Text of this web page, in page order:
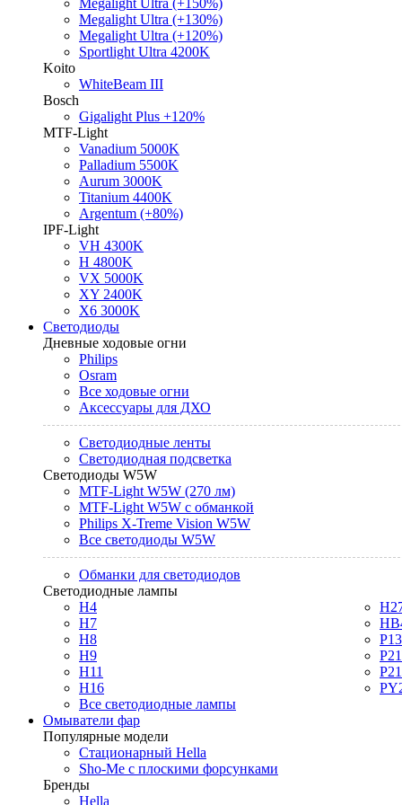
Megalight Ultra (+150%)
Megalight Ultra (+130%)
Megalight Ultra (+120%)
Sportlight Ultra 4200K
Koito
WhiteBeam III
Bosch
Gigalight Plus +120%
MTF-Light
Vanadium 5000K
Palladium 5500K
Aurum 3000K
Titanium 4400K
Argentum (+80%)
IPF-Light
VH 4300K
H 4800K
VX 5000K
XY 2400K
X6 3000K
Светодиоды
Дневные ходовые огни
Philips
Osram
Все ходовые огни
Аксессуары для ДХО
Светодиодные ленты
Светодиодная подсветка
Светодиоды W5W
MTF-Light W5W (270 лм)
MTF-Light W5W с обманкой
Philips X-Treme Vision W5W
Все светодиоды W5W
Обманки для светодиодов
Светодиодные лампы
H4
H7
H8
H9
H11
H16
Все светодиодные лампы
Омыватели фар
Популярные модели
Стационарный Hella
Sho-Me с плоскими форсунками
Бренды
Hella